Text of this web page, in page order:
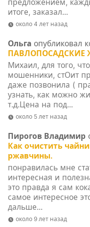
предложением,
итоге, заказал...
около 4 лет назад
Ольга опубликовал
ПАВЛОПОСАДСКИЕ
Михаил, для того,
мошенники, стОит
даже позвонила (
узнать, как можно
т.д.Цена на под...
около 5 лет назад
Пирогов Владимир
Как очистить
ржавчины.
понравилась мне
интересная и
это правда я сам
самое интересное
дальше...
около 9 лет назад